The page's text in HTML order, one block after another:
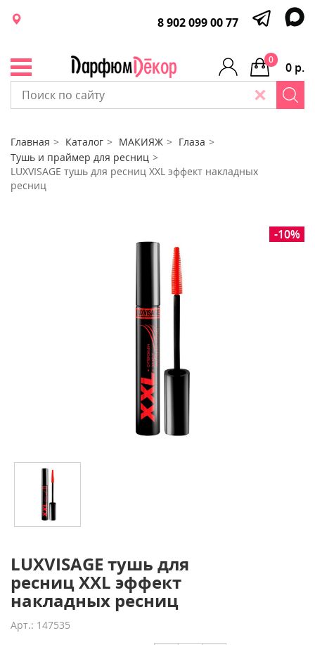
8 902 099 00 77
0 р.
0
Главная Каталог МАКИЯЖ
Глаза
Тушь и праймер для ресниц
LUXVISAGE тушь для ресниц XXL эффект накладных
ресниц
-10%
LUXVISAGE тушь для
ресниц XXL эффект
накладных ресниц
Арт.: 147535